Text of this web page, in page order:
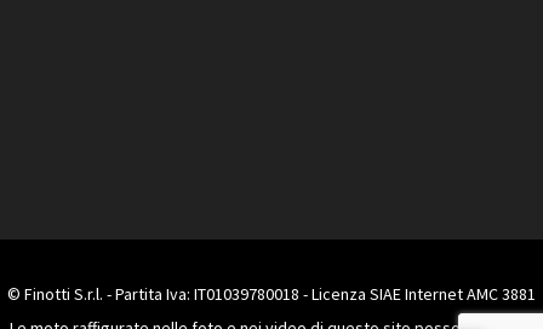
© Finotti S.r.l. - Partita Iva: IT01039780018 - Licenza SIAE Internet AMC 3881